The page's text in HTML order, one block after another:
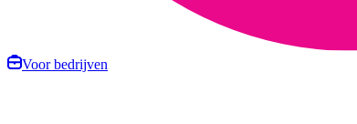
Voor bedrijven